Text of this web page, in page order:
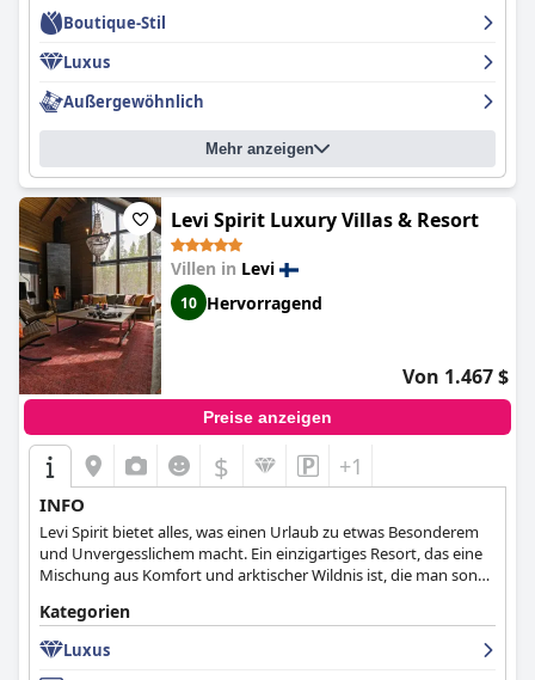
Boutique-Stil
Luxus
Außergewöhnlich
Mehr anzeigen
Levi Spirit Luxury Villas & Resort
Villen in Levi
10 Hervorragend
Von 1.467 $
Preise anzeigen
$ +1
INFO
Levi Spirit bietet alles, was einen Urlaub zu etwas Besonderem
und Unvergesslichem macht. Ein einzigartiges Resort, das eine
Mischung aus Komfort und arktischer Wildnis ist, die man sonst
Kategorien
Luxus